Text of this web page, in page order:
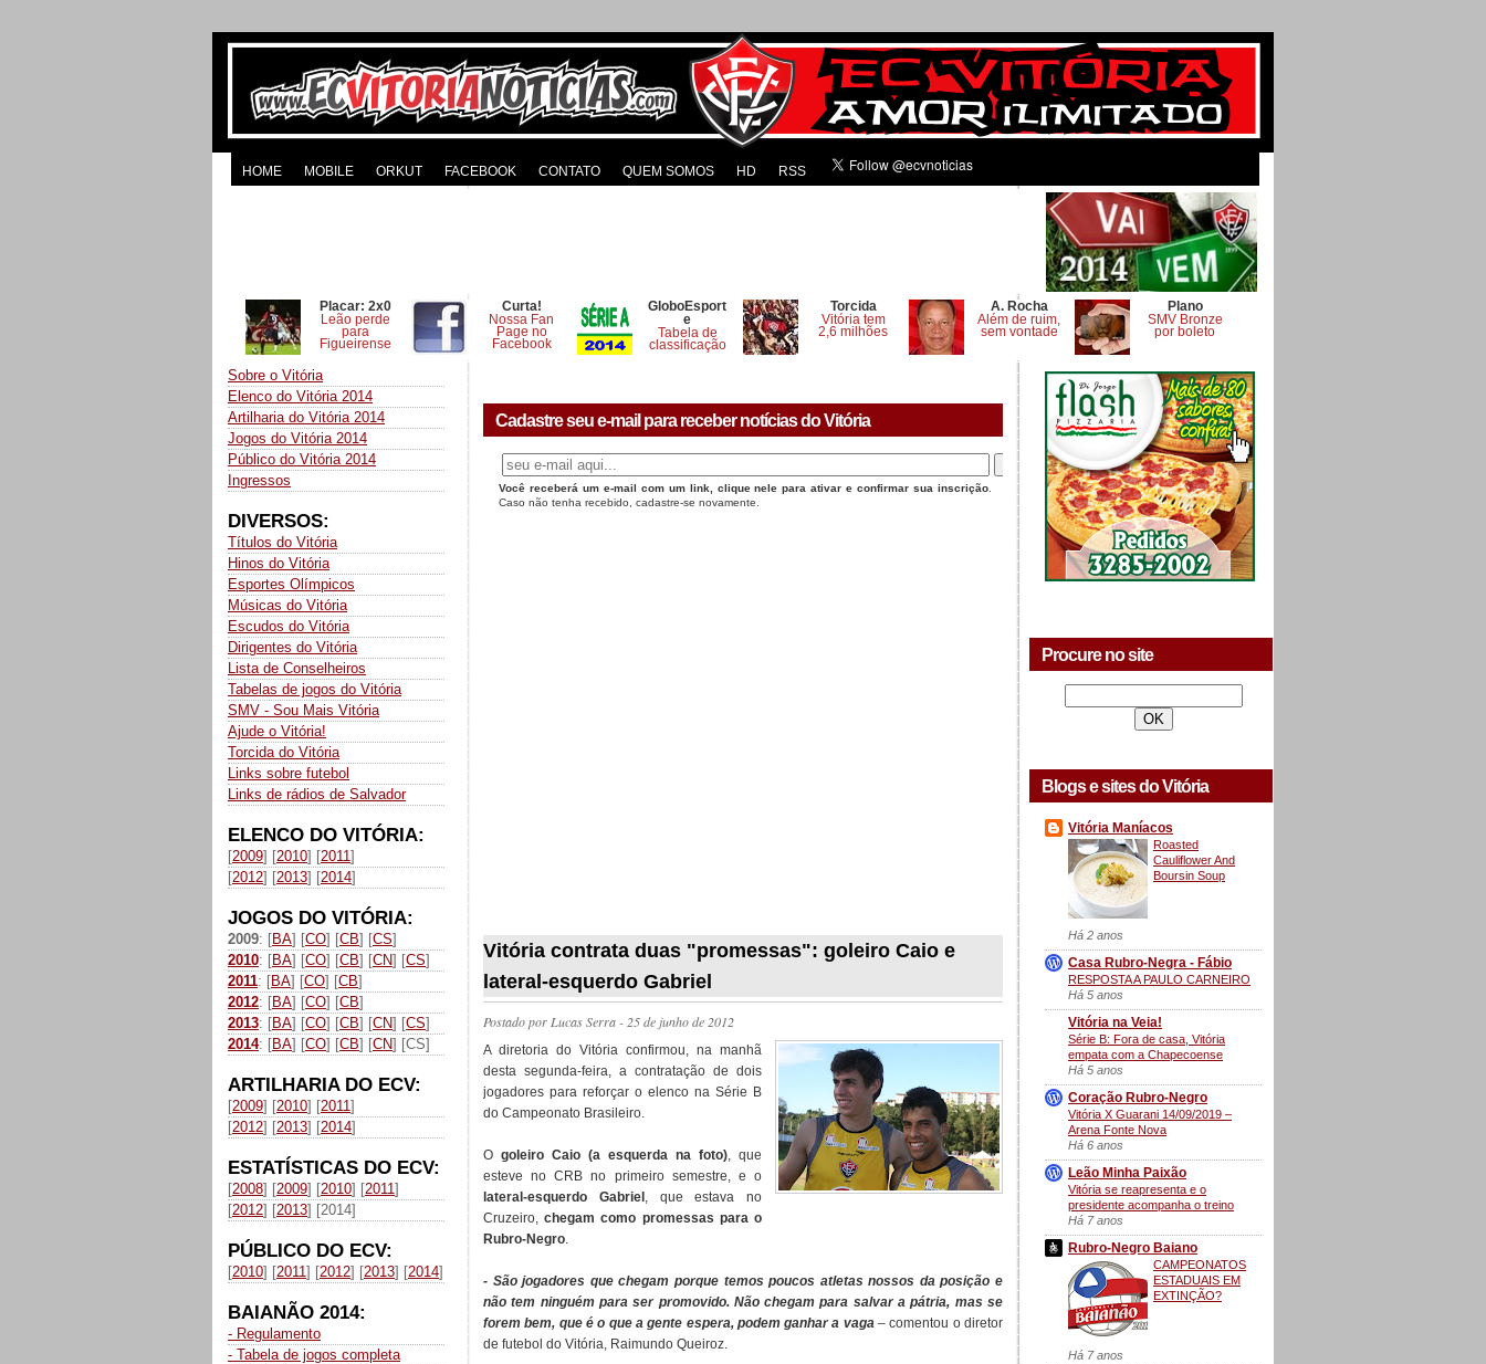
HOME MOBILE ORKUT FACEBOOK CONTATO QUEM SOMOS HD RSS
Placar: 2x0
Leão perde
para
Figueirense
Curta!
Nossa Fan
Page no
Facebook
GloboEsport
e
Tabela de
classificação
Torcida
Vitória tem
2,6 milhões
A. Rocha
Além de ruim,
sem vontade
Plano
SMV Bronze
por boleto
Sobre o Vitória
Elenco do Vitória 2014
Artilharia do Vitória 2014
Jogos do Vitória 2014
Público do Vitória 2014
Ingressos
DIVERSOS:
Títulos do Vitória
Hinos do Vitória
Esportes Olímpicos
Músicas do Vitória
Escudos do Vitória
Dirigentes do Vitória
Lista de Conselheiros
Tabelas de jogos do Vitória
SMV - Sou Mais Vitória
Ajude o Vitória!
Torcida do Vitória
Links sobre futebol
Links de rádios de Salvador
ELENCO DO VITÓRIA:
[2009] [2010] [2011]
[2012] [2013] [2014]
JOGOS DO VITÓRIA:
2009: [BA] [CO] [CB] [CS]
2010: [BA] [CO] [CB] [CN] [CS]
2011: [BA] [CO] [CB]
2012: [BA] [CO] [CB]
2013: [BA] [CO] [CB] [CN] [CS]
2014: [BA] [CO] [CB] [CN] [CS]
ARTILHARIA DO ECV:
[2009] [2010] [2011]
[2012] [2013] [2014]
ESTATÍSTICAS DO ECV:
[2008] [2009] [2010] [2011]
[2012] [2013] [2014]
PÚBLICO DO ECV:
[2010] [2011] [2012] [2013] [2014]
BAIANÃO 2014:
- Regulamento
- Tabela de jogos completa
Cadastre seu e-mail para receber notícias do Vitória
Você receberá um e-mail com um link, clique nele para ativar e confirmar sua inscrição
Caso não tenha recebido, cadastre-se novamente.
Vitória contrata duas "promessas": goleiro Caio e
lateral-esquerdo Gabriel
Postado porLucas Serra- 25 de junho de 2012
A diretoria do Vitória confirmou, na manhã
desta segunda-feira, a contratação de dois
jogadores para reforçar o elenco na Série B
do Campeonato Brasileiro.
O goleiro Caio (a esquerda na foto), que
esteve no CRB no primeiro semestre, e o
lateral-esquerdo Gabriel , que estava no
Cruzeiro,chegam como promessas para o
Rubro-Negro.
- São jogadores que chegam porque temos poucos atletas nossos da posição e
não tem ninguém para ser promovido. Não chegam para salvar a pátria, mas se
forem bem, que é o que a gente espera, podem ganhar a vaga– comentou o diretor
de futebol do Vitória, Raimundo Queiroz.
Procure no site
Blogs e sites do Vitória
Vitória Maníacos
Roasted
Cauliflower And
Boursin Soup
Há 2 anos
Casa Rubro-Negra - Fábio
RESPOSTA A PAULO CARNEIRO
Há 5 anos
Vitória na Veia!
Série B: Fora de casa, Vitória
empata com a Chapecoense
Há 5 anos
Coração Rubro-Negro
Vitória X Guarani 14/09/2019 –
Arena Fonte Nova
Há 6 anos
Leão Minha Paixão
Vitória se reapresenta e o
presidente acompanha o treino
Há 7 anos
Rubro-Negro Baiano
CAMPEONATOS
ESTADUAIS EM
EXTINÇÃO?
Há 7 anos